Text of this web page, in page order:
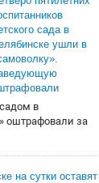
сада в
ушли в
в
оштрафовали за
на сутки оставят